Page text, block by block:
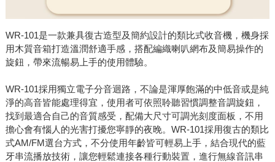
WR-101是一款兼具復古造型及簡約設計的類比式收音機，機身採
用木質音箱打造溫潤舒適手感，搭配編織喇叭網布及簡易操作的
旋鈕，帶來流暢易上手的使用體驗。
WR-101採用獨立電子分音迴路，不論是渾厚飽滿的中低音或是純
淨的高音皆能處理得宜，使用者可依照聆聽習慣調整音調旋鈕，
找到最適合自己的音質感受，配備大尺寸可調光刻度面板，不用
擔心會有惱人的光害打擾您寧靜的夜晚。WR-101採用復古的類比
式AM/FM選台方式，不分使用年齡皆可輕易上手，結合現代的藍
牙串流播放技術，讓您輕鬆連接各種行動裝置，進行無線音訊串